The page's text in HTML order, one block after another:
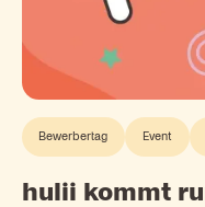
Bewerbertag Event
hulii kommt